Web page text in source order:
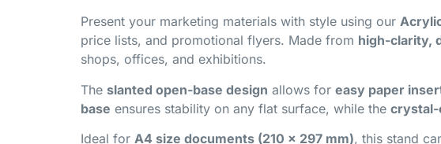
Present your marketing materials with style using our
price lists, and promotional flyers. Made from high-clarity,
shops, offices, and exhibitions.
The slanted open-base design allows for easy paper
base ensures stability on any flat surface, while the crystal-
Ideal for A4 size documents (210 × 297 mm), this stand